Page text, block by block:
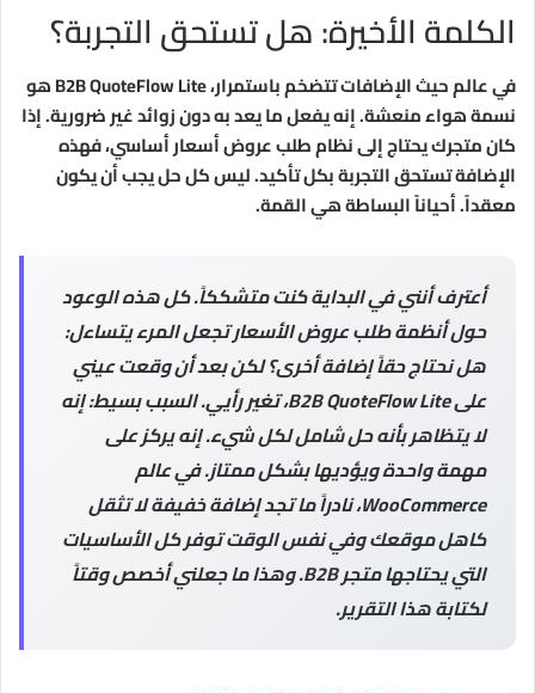
الكلمة الأخيرة: هل تستحق التجربة؟
في عالم حيث الإضافات تتضخم باستمرار، B2B QuoteFlow Lite هو
نسمة هواء منعشة. إنه يفعل ما يعد به دون زوائد غير ضرورية. إذا
كان متجرك يحتاج إلى نظام طلب عروض أسعار أساسي، فهذه
الإضافة تستحق التجربة بكل تأكيد. ليس كل حل يجب أن يكون
معقداً. أحياناً البساطة هي القمة.
أعترف أنني في البداية كنت متشككاً. كل هذه الوعود
حول أنظمة طلب عروض الأسعار تجعل المرء يتساءل:
هل نحتاج حقاً إضافة أخرى؟ لكن بعد أن وقعت عيني
على B2B QuoteFlow Lite، تغير رأيي. السبب بسيط: إنه
لا يتظاهر بأنه حل شامل لكل شيء. إنه يركز على
مهمة واحدة ويؤديها بشكل ممتاز. في عالم
WooCommerce، نادراً ما تجد إضافة خفيفة لا تثقل
كاهل موقعك وفي نفس الوقت توفر كل الأساسيات
التي يحتاجها متجر B2B. وهذا ما جعلني أخصص وقتاً
لكتابة هذا التقرير.